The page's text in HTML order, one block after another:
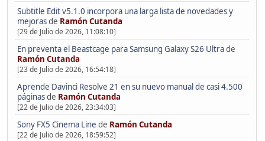
Subtitle Edit v5.1.0 incorpora una larga lista de novedades y
mejorasde Ramón Cutanda
[29 de Julio de 2026, 11:08:10]
En preventa el Beastcage para Samsung Galaxy S26 Ultrade
Ramón Cutanda
[23 de Julio de 2026, 16:54:18]
Aprende Davinci Resolve 21 en su nuevo manual de casi 4.500
páginasde Ramón Cutanda
[22 de Julio de 2026, 23:34:03]
Sony FX5 Cinema Line de Ramón Cutanda
[22 de Julio de 2026, 18:59:52]